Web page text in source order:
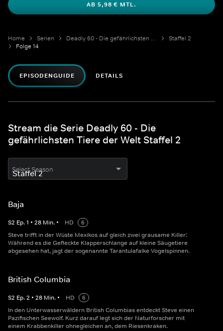
AB 5,98 € MTL.
Home Serien Deadly 60 - Die gefährlichsten Tiere der Welt
Staffel 2
Folge 14
EPISODENGUIDE DETAILS
Stream die Serie Deadly 60 - Die
gefährlichsten Tiere der Welt Staffel 2
Select Season
Baja
S2 Ep.1 • 28 Min. • HD
6
Steve trifft in der Wüste Mexikos auf gleich zwei grausame Killer:
Während es die Gefleckte Klapperschlange auf kleine Säugetiere
abgesehen hat, jagt der sogenannte Tarantulafalke Vogelspinnen.
British Columbia
S2 Ep.2 • 28 Min. • HD
6
In den Unterwasserwäldern British Columbias entdeckt Steve einen
Pazifischen Seewolf. Kurz darauf legt sich der Naturforscher mit
einem Krabbenkiller ohnegleichen an, dem Riesenkraken.